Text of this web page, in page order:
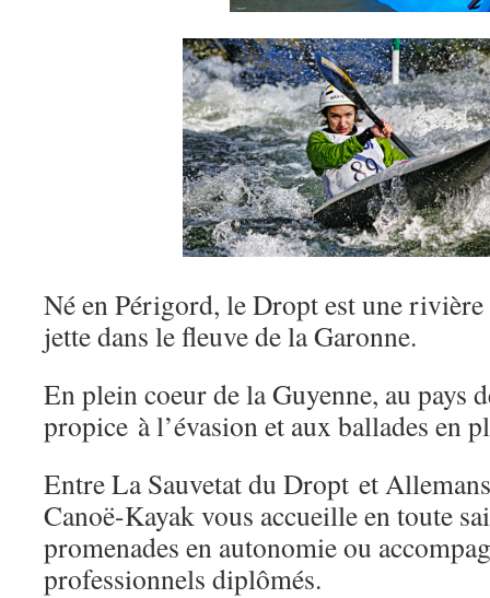
blog-julien-lenaour[1]
cindy coat en route pour les championnats de France de slalom
marianne gagne le challenge jeune régional 2013
IMG_3031
Né en Périgord, le Dropt est une rivière
jette dans le fleuve de la Garonne.
En plein coeur de la Guyenne, au pays
propice à l’évasion et aux ballades en
Entre La Sauvetat du Dropt et
Canoë-Kayak vous accueille en toute
promenades en autonomie ou
professionnels diplômés.